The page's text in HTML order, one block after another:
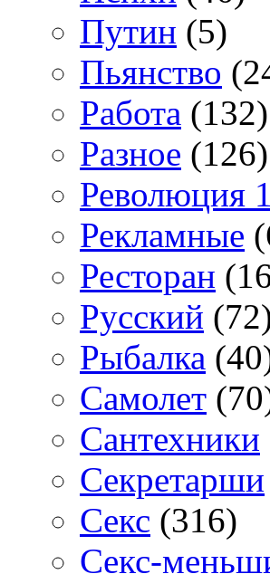
Путин (5)
Пьянство
Работа (132)
Разное (126)
Революция
Рекламные
Ресторан
Русский
Рыбалка
Самолет
Сантехники
Секретарши
Секс (316)
Секс-